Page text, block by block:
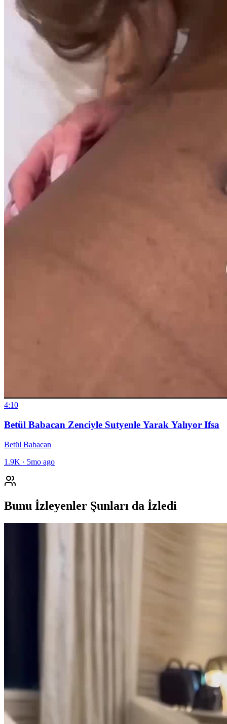
4:10
Betül Babacan Zenciyle Sutyenle Yarak Yalıyor Ifsa
Betül Babacan
1.9K · 5mo ago
Bunu İzleyenler Şunları da İzledi